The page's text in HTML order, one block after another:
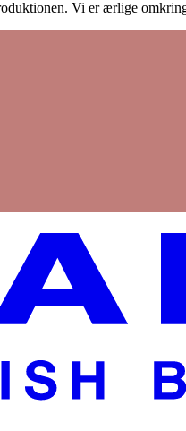
Vi er ærlige